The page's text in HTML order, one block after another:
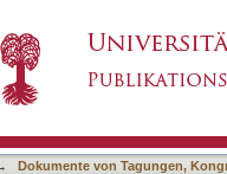
Dokumente von Tagungen,